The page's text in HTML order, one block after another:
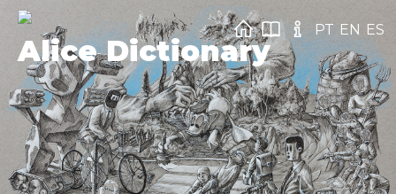
Alice Dictionary
PT EN ES